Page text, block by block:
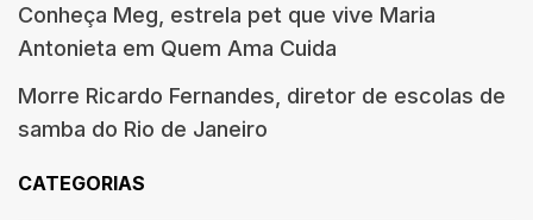
Conheça Meg, estrela pet que vive Maria
Antonieta em Quem Ama Cuida
Morre Ricardo Fernandes, diretor de escolas de
samba do Rio de Janeiro
CATEGORIAS